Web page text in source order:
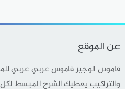
عن الموقع
قاموس الوجيز قاموس عربي عربي
والتراكيب يعطيك الشرح المبسط لكل